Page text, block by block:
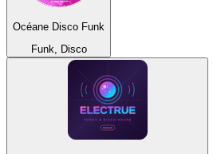
Océane Disco Funk
Funk, Disco